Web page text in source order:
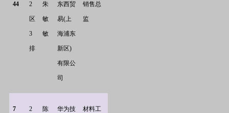
44 2
区
3
排
朱
敏
敏
东西贸
易(上
海浦东
新区)
有限公
司
销售总
监
7 2 陈 华为技 材料工